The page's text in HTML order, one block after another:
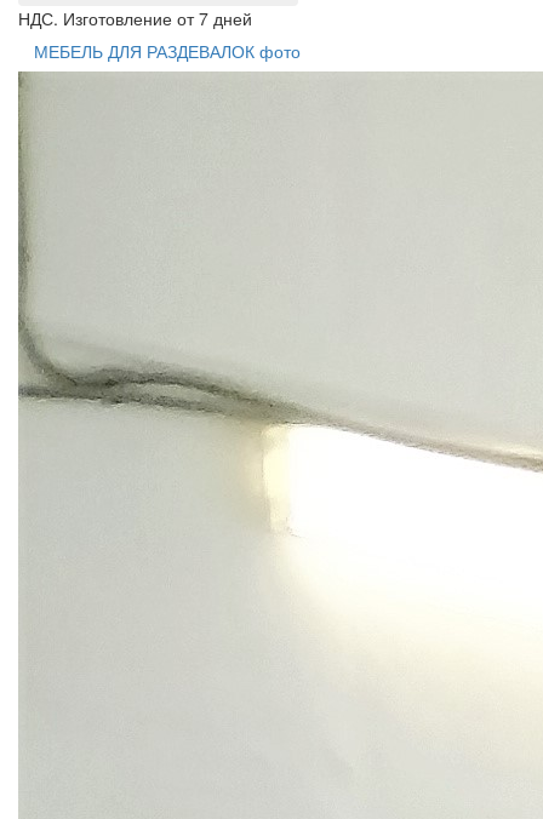
НДС. Изготовление от 7 дней
МЕБЕЛЬ ДЛЯ РАЗДЕВАЛОК фото